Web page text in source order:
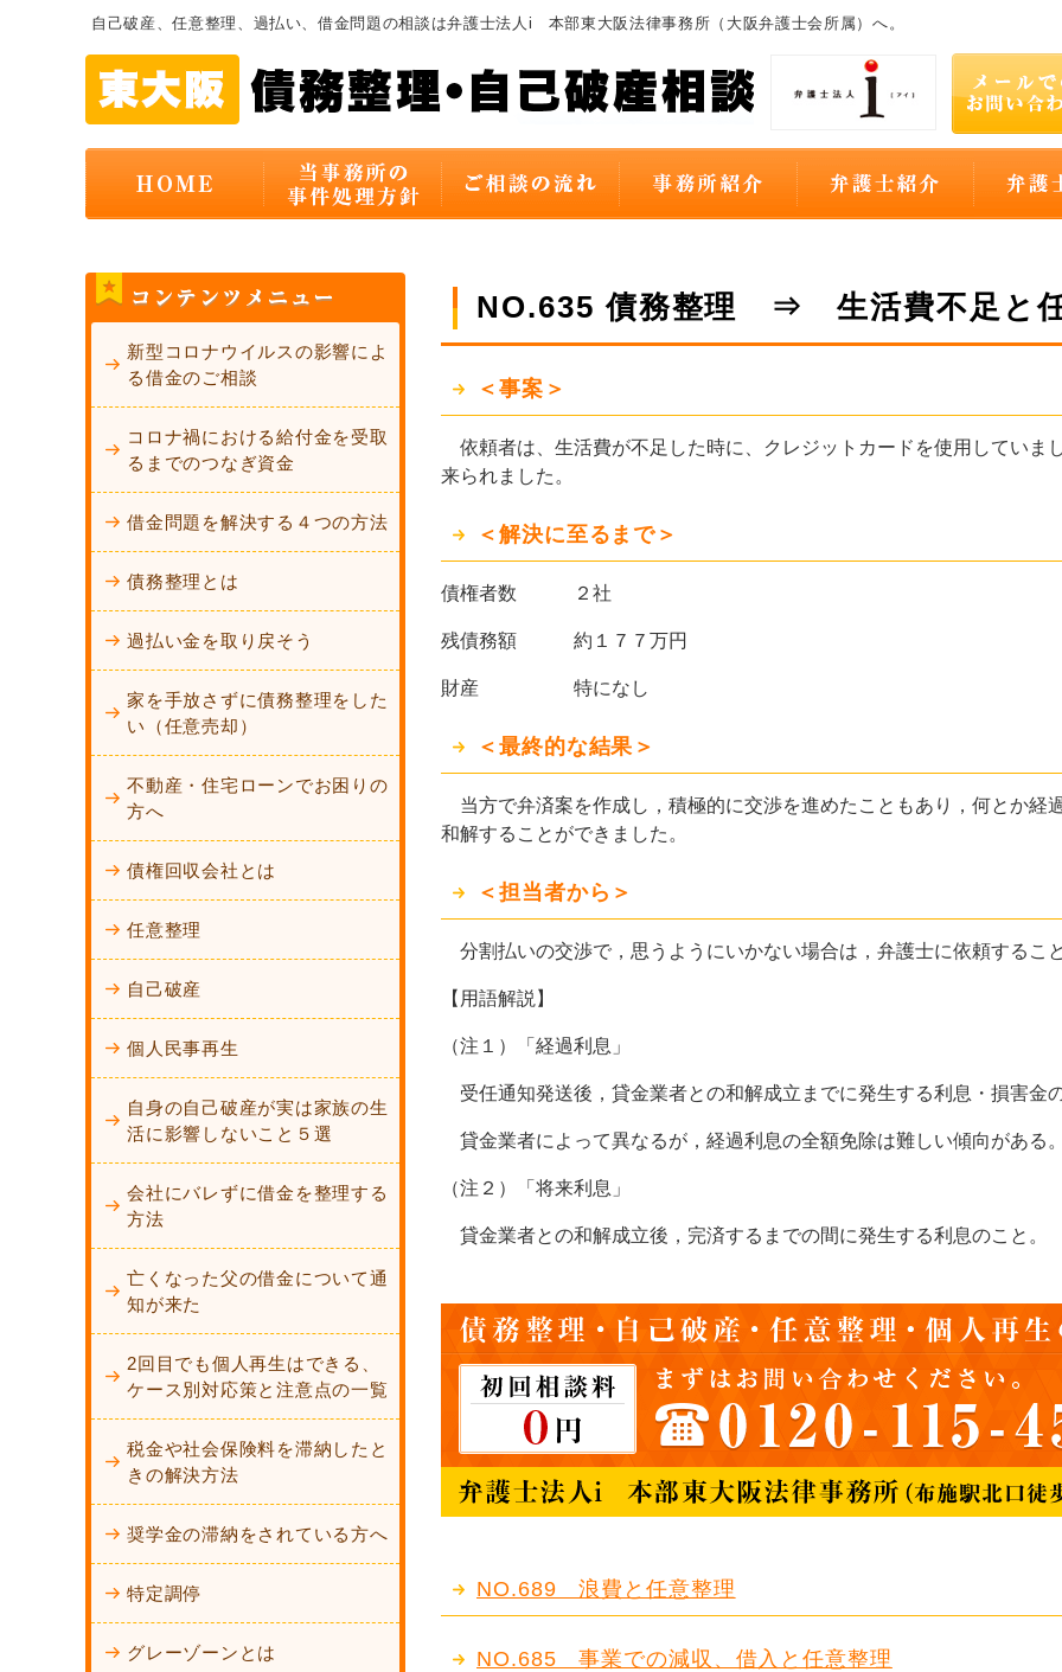
自己破産、任意整理、過払い、借金問題の相談は弁護士法人i 本部東大阪法律事務所（大阪弁護士会所属）へ。
NO.635 債務整理 ⇒ 生活費不足と
＜事案＞
依頼者は、生活費が不足した時に、クレジットカードを使用していま
来られました。
＜解決に至るまで＞
債権者数 ２社
残債務額 約１７７万円
財産 特になし
＜最終的な結果＞
当方で弁済案を作成し，積極的に交渉を進めたこともあり，何とか経
和解することができました。
＜担当者から＞
分割払いの交渉で，思うようにいかない場合は，弁護士に依頼するこ
【用語解説】
（注１）「経過利息」
受任通知発送後，貸金業者との和解成立までに発生する利息・損害金の
貸金業者によって異なるが，経過利息の全額免除は難しい傾向がある。
（注２）「将来利息」
貸金業者との和解成立後，完済するまでの間に発生する利息のこと。
NO.689 浪費と任意整理
NO.685 事業での減収、借入と任意整理
新型コロナウイルスの影響によ
る借金のご相談
コロナ禍における給付金を受取
るまでのつなぎ資金
借金問題を解決する４つの方法
債務整理とは
過払い金を取り戻そう
家を手放さずに債務整理をした
い（任意売却）
不動産・住宅ローンでお困りの
方へ
債権回収会社とは
任意整理
自己破産
個人民事再生
自身の自己破産が実は家族の生
活に影響しないこと５選
会社にバレずに借金を整理する
方法
亡くなった父の借金について通
知が来た
2回目でも個人再生はできる、
ケース別対応策と注意点の一覧
税金や社会保険料を滞納したと
きの解決方法
奨学金の滞納をされている方へ
特定調停
グレーゾーンとは